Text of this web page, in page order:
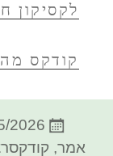
לקסיקון
קודקס
פורסם
2026
אמר,